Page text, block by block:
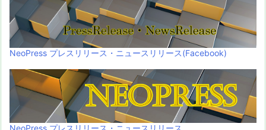
NeoPress プレスリリース・ニュースリリース(Facebook)